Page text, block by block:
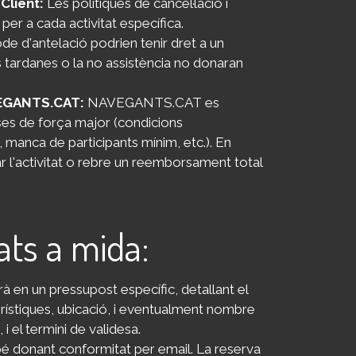
Les polítiques de cancel·lació i
a cada activitat específica.
d'antelació podrien tenir dret a un
o la no assistència no donaran
NAVEGANTS.CAT es
de força major (condicions
de participants mínim, etc.). En
l'activitat o rebre un reemborsament total
a mida:
en un pressupost específic, detallant el
ubicació, i eventualment nombre
el termini de validesa.
donant conformitat per email. La reserva